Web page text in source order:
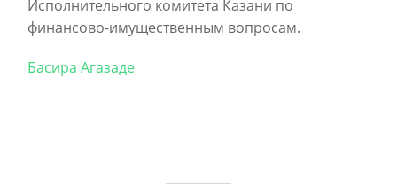
Исполнительного комитета Казани по
финансово-имущественным вопросам.
Басира Агазаде